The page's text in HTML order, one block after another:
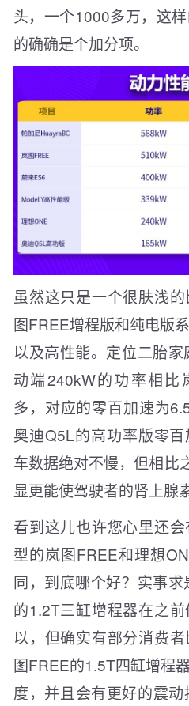
头，一个1000多万，这
的确确是个加分项。
虽然这只是一个很肤浅
图FREE增程版和纯电版
以及高性能。定位二胎
动端240kW的功率相比
多，对应的零百加速为
奥迪Q5L的高功率版零
车数据绝对不慢，但相比
显更能使驾驶者的肾上腺
看到这儿也许您心里还
型的岚图FREE和理想
同，到底哪个好？实事
的1.2T三缸增程器在之
以，但确实有部分消费
图FREE的1.5T四缸增程
度，并且会有更好的震